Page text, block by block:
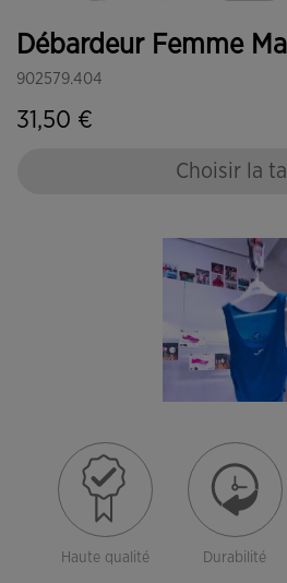
Débardeur Femme
902579.404
31,50 €
Choisir la
Haute qualité Durabilité